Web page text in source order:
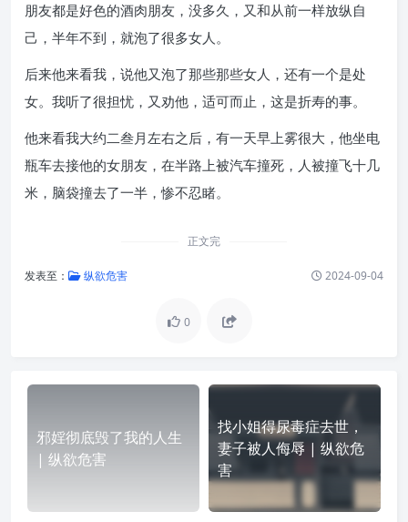
朋友都是好色的酒肉朋友，没多久，又和从前一样放纵自
己，半年不到，就泡了很多女人。
后来他来看我，说他又泡了那些那些女人，还有一个是处
女。我听了很担忧，又劝他，适可而止，这是折寿的事。
他来看我大约二叁月左右之后，有一天早上雾很大，他坐电
瓶车去接他的女朋友，在半路上被汽车撞死，人被撞飞十几
米，脑袋撞去了一半，惨不忍睹。
正文完
发表至： 纵欲危害 2024-09-04
0
邪婬彻底毁了我的人生
| 纵欲危害
找小姐得尿毒症去世，
妻子被人侮辱 | 纵欲危
害